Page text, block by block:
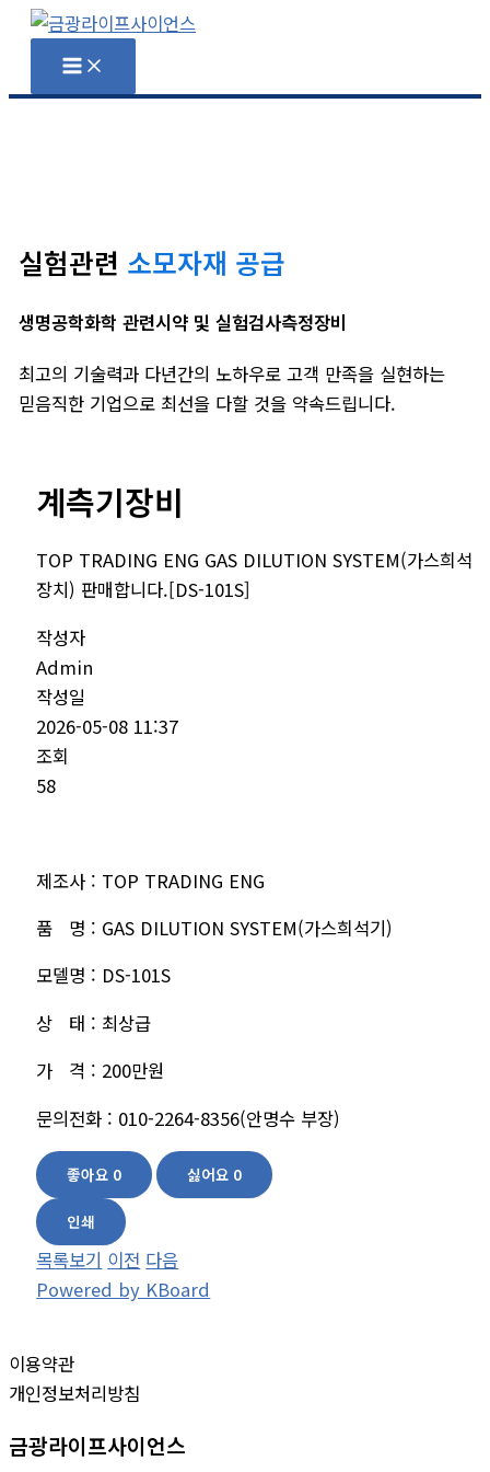
실험관련 소모자재 공급
생명공학화학 관련시약 및 실험검사측정장비
최고의 기술력과 다년간의 노하우로 고객 만족을 실현하는
믿음직한 기업으로 최선을 다할 것을 약속드립니다.
계측기장비
TOP TRADING ENG GAS DILUTION SYSTEM(가스희석
장치) 판매합니다.[DS-101S]
작성자
Admin
작성일
2026-05-08 11:37
조회
58
제조사 : TOP TRADING ENG
품 명 : GAS DILUTION SYSTEM(가스희석기)
모델명 : DS-101S
상 태 : 최상급
가 격 : 200만원
문의전화 : 010-2264-8356(안명수 부장)
좋아요 0 싫어요 0
인쇄
목록보기 이전 다음
Powered by KBoard
이용약관
개인정보처리방침
금광라이프사이언스